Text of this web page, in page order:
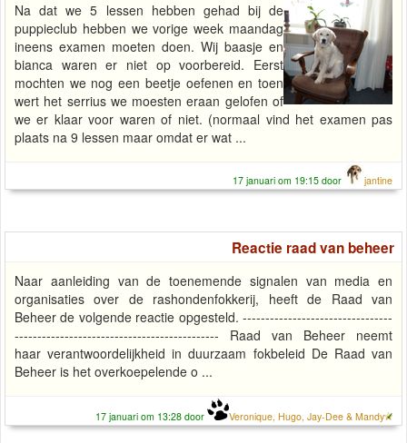
Na dat we 5 lessen hebben gehad bij de
puppieclub hebben we vorige week maandag
ineens examen moeten doen. Wij baasje en
bianca waren er niet op voorbereid. Eerst
mochten we nog een beetje oefenen en toen
wert het serrius we moesten eraan gelofen of
we er klaar voor waren of niet. (normaal vind het examen pas
plaats na 9 lessen maar omdat er wat ...
17 januari om 19:15 door jantine
Reactie raad van beheer
Naar aanleiding van de toenemende signalen van media en
organisaties over de rashondenfokkerij, heeft de Raad van
Beheer de volgende reactie opgesteld. ---------------------------------
--------------------------------------------- Raad van Beheer neemt
haar verantwoordelijkheid in duurzaam fokbeleid De Raad van
Beheer is het overkoepelende o ...
17 januari om 13:28 door Veronique, Hugo, Jay-Dee & Mandy